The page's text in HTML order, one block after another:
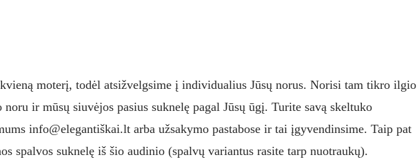
moterį, todėl atsižvelgsime į individualius Jūsų norus. Norisi tam tikro ilgio
noru ir mūsų siuvėjos pasius suknelę pagal Jūsų ūgį. Turite savą skeltuko
info@elegantiškai.lt arba užsakymo pastabose ir tai įgyvendinsime. Taip pat
spalvos suknelę iš šio audinio (spalvų variantus rasite tarp nuotraukų).